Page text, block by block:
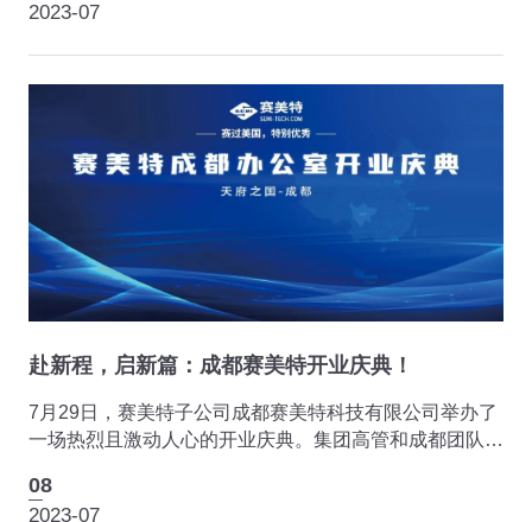
2023-07
赴新程，启新篇：成都赛美特开业庆典！
7月29日，赛美特子公司成都赛美特科技有限公司举办了
一场热烈且激动人心的开业庆典。集团高管和成都团队的
08
2023-07